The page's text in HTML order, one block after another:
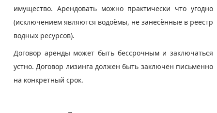
имущество. Арендовать можно практически что угодно
(исключением являются водоёмы, не занесённые в реестр
водных ресурсов).
Договор аренды может быть бессрочным и заключаться
устно. Договор лизинга должен быть заключён письменно
на конкретный срок.